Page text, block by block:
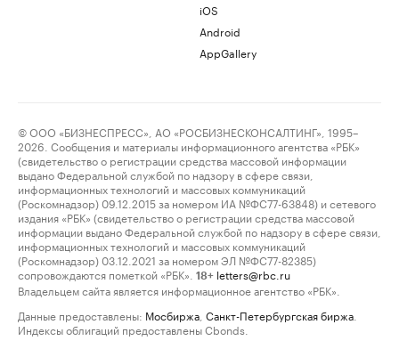
iOS
Android
AppGallery
© ООО «БИЗНЕСПРЕСС», АО «РОСБИЗНЕСКОНСАЛТИНГ», 1995–
2026. Сообщения и материалы информационного агентства «РБК»
(свидетельство о регистрации средства массовой информации
выдано Федеральной службой по надзору в сфере связи,
информационных технологий и массовых коммуникаций
(Роскомнадзор) 09.12.2015 за номером ИА №ФС77-63848) и сетевого
издания «РБК» (свидетельство о регистрации средства массовой
информации выдано Федеральной службой по надзору в сфере связи,
информационных технологий и массовых коммуникаций
(Роскомнадзор) 03.12.2021 за номером ЭЛ №ФС77-82385)
сопровождаются пометкой «РБК».
18+ letters@rbc.ru
Владельцем сайта является информационное агентство «РБК».
Данные предоставлены: Мосбиржа Санкт-Петербургская биржа
Индексы облигаций предоставлены Cbonds.